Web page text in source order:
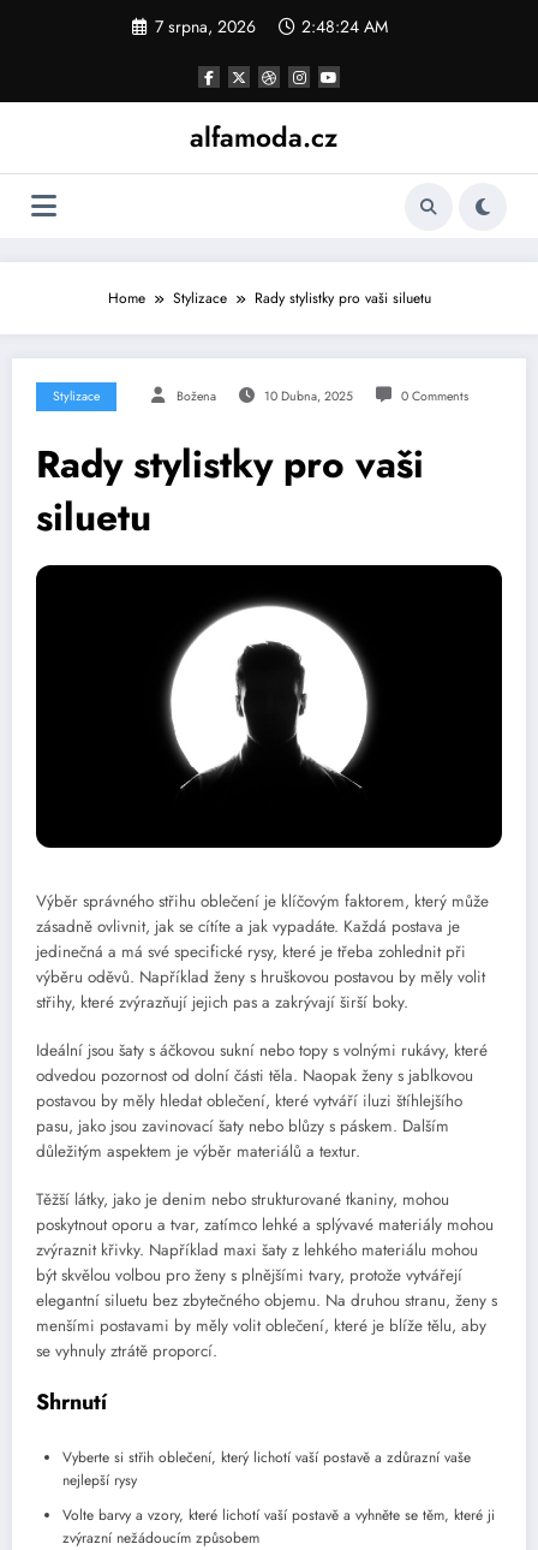
7 srpna, 2026 2:48:25 AM
alfamoda.cz
Home Stylizace Rady stylistky pro vaši siluetu
Stylizace Božena 10 Dubna, 2025 0 Comments
Rady stylistky pro vaši
siluetu
Výběr správného střihu oblečení je klíčovým faktorem, který může
zásadně ovlivnit, jak se cítíte a jak vypadáte. Každá postava je
jedinečná a má své specifické rysy, které je třeba zohlednit při
výběru oděvů. Například ženy s hruškovou postavou by měly volit
střihy, které zvýrazňují jejich pas a zakrývají širší boky.
Ideální jsou šaty s áčkovou sukní nebo topy s volnými rukávy, které
odvedou pozornost od dolní části těla. Naopak ženy s jablkovou
postavou by měly hledat oblečení, které vytváří iluzi štíhlejšího
pasu, jako jsou zavinovací šaty nebo blůzy s páskem. Dalším
důležitým aspektem je výběr materiálů a textur.
Těžší látky, jako je denim nebo strukturované tkaniny, mohou
poskytnout oporu a tvar, zatímco lehké a splývavé materiály mohou
zvýraznit křivky. Například maxi šaty z lehkého materiálu mohou
být skvělou volbou pro ženy s plnějšími tvary, protože vytvářejí
elegantní siluetu bez zbytečného objemu. Na druhou stranu, ženy s
menšími postavami by měly volit oblečení, které je blíže tělu, aby
se vyhnuly ztrátě proporcí.
Shrnutí
Vyberte si střih oblečení, který lichotí vaší postavě a zdůrazní vaše
nejlepší rysy
Volte barvy a vzory, které lichotí vaší postavě a vyhněte se těm, které ji
zvýrazní nežádoucím způsobem